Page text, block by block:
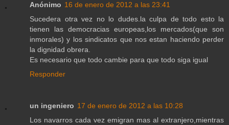
Anónimo 16 de enero de 2012 a las 23:41
Sucedera otra vez no lo dudes.la culpa de todo esto la
tienen las democracias europeas,los mercados(que son
inmorales) y los sindicatos que nos estan haciendo perder
la dignidad obrera.
Es necesario que todo cambie para que todo siga igual
Responder
un ingeniero 17 de enero de 2012 a las 10:28
Los navarros cada vez emigran mas al extranjero,mientras